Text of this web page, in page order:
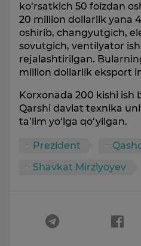
ko‘rsatkich 50 foizdan
20 million dollarlik yana
oshirib, changyutgich,
sovutgich, ventilyator
rejalashtirilgan.
million dollarlik eksport
Korxonada 200 kishi ish
Qarshi davlat texnika
ta’lim yo‘lga qo‘yilgan.
Prezident
Shavkat Mirziyoyev